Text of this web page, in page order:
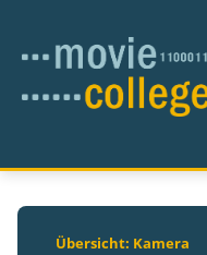
Übersicht: Kamera